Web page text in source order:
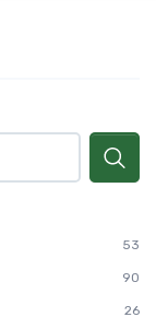
53
90
26